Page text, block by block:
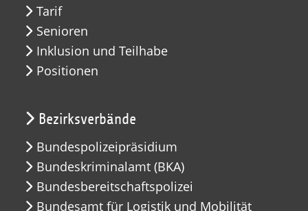
Tarif
Senioren
Inklusion und Teilhabe
Positionen
Bezirksverbände
Bundespolizeipräsidium
Bundeskriminalamt (BKA)
Bundesbereitschaftspolizei
Bundesamt für Logistik und Mobilität